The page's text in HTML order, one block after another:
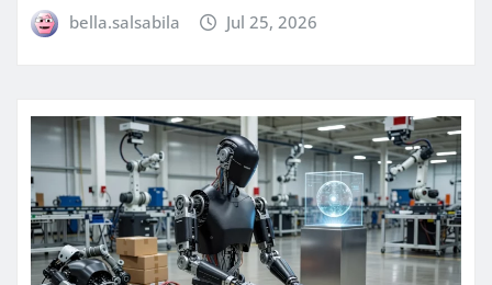
bella.salsabila Jul 25, 2026